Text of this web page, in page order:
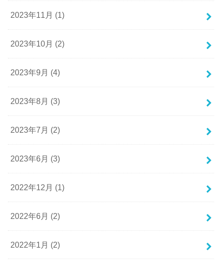
2023年11月 (1)
2023年10月 (2)
2023年9月 (4)
2023年8月 (3)
2023年7月 (2)
2023年6月 (3)
2022年12月 (1)
2022年6月 (2)
2022年1月 (2)